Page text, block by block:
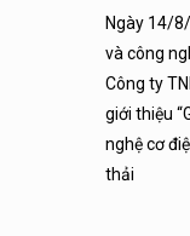
Ngày 14/
và công
Công ty
giới thiệu
nghệ cơ
thải